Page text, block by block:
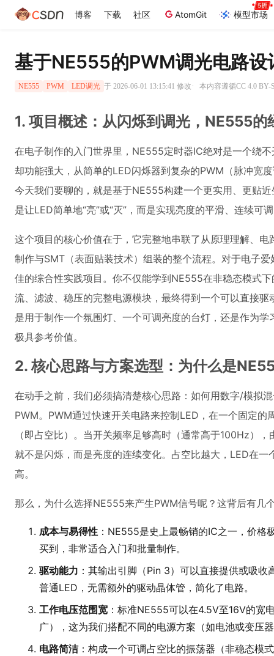
博客 下载 社区 AtomGit 模型市场
基于NE555的PWM调光电路设
NE555 PWM LED调光 于 2026-06-01 13:15:41 修改· 本内容遵循CC 4.0 BY-
1. 项目概述：从闪烁到调光，NE555的
在电子制作的入门世界里，NE555定时器IC绝对是一个绕
却功能强大，从简单的LED闪烁器到复杂的PWM（脉冲宽
今天我们要聊的，就是基于NE555构建一个更实用、更贴
是让LED简单地“亮”或“灭”，而是实现亮度的平滑、连续可
这个项目的核心价值在于，它完整地串联了从原理理解、
制作与SMT（表面贴装技术）组装的整个流程。对于电子
佳的综合性实践项目。你不仅能学到NE555在非稳态模式
流、滤波、稳压的完整电源模块，最终得到一个可以直接
是用于制作一个氛围灯、一个可调亮度的台灯，还是作为
极具参考价值。
2. 核心思路与方案选型：为什么是
在动手之前，我们必须搞清楚核心思路：如何用数字/模拟
PWM。PWM通过快速开关电路来控制LED，在一个固定的
（即占空比）。当开关频率足够高时（通常高于100Hz）
就不是闪烁，而是亮度的连续变化。占空比越大，LED在
高。
那么，为什么选择NE555来产生PWM信号呢？这背后有几
成本与易得性 ：NE555是史上最畅销的IC之一，价格
买到，非常适合入门和批量制作。
驱动能力 ：其输出引脚（Pin 3）可以直接提供或吸
普通LED，无需额外的驱动晶体管，简化了电路。
工作电压范围宽 ：标准NE555可以在4.5V至16V的宽
广），这为我们搭配不同的电源方案（如电池或变压
电路简洁：构成一个可调占空比的振荡器（非稳态模